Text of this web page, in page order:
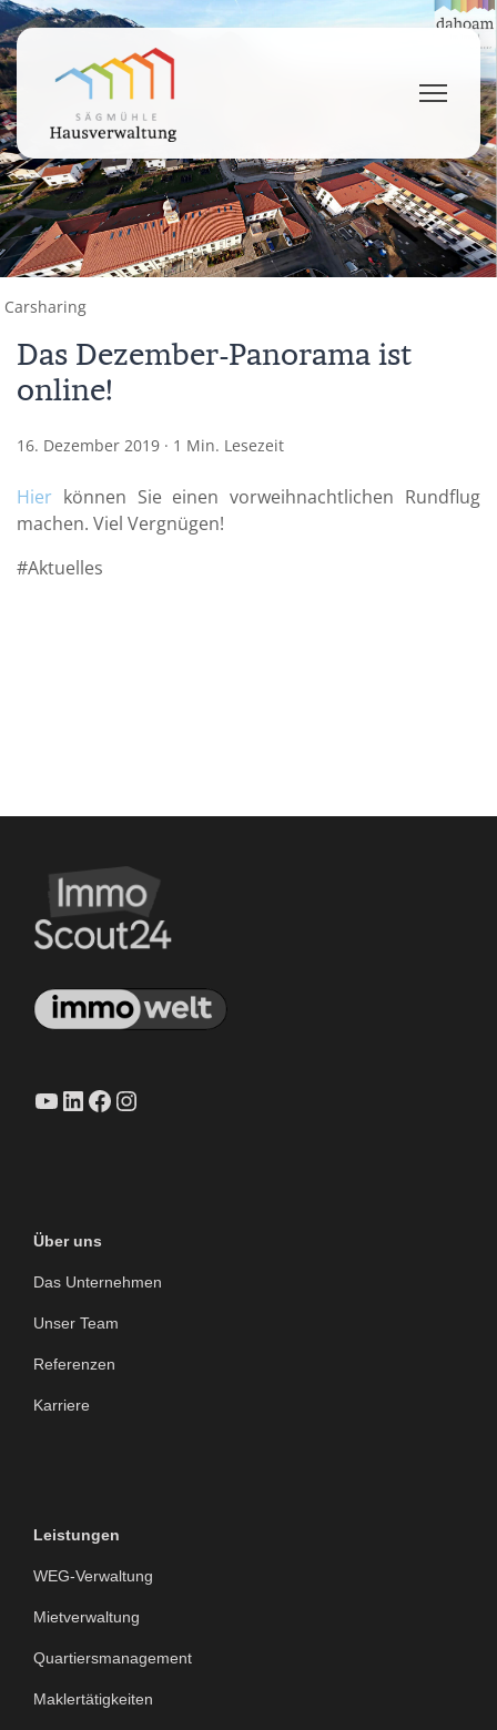
Carsharing
Das Dezember-Panorama ist
online!
16. Dezember 2019 · 1 Min. Lesezeit
Hier können Sie einen vorweihnachtlichen Rundflug
machen. Viel Vergnügen!
Aktuelles
YouTube
LinkedIn
Facebook
Instagram
Über uns
Das Unternehmen
Unser Team
Referenzen
Karriere
Leistungen
WEG-Verwaltung
Mietverwaltung
Quartiersmanagement
Maklertätigkeiten